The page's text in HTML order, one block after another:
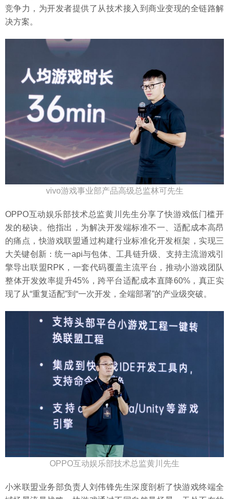
竞争力，为开发者提供了从技术接入到商业变现的全链路解
决方案。
vivo游戏事业部产品高级总监林可先生
OPPO互动娱乐部技术总监黄川先生分享了快游戏低门槛开
发的秘诀。他指出，为解决开发端标准不一、适配成本高昂
的痛点，快游戏联盟通过构建行业标准化开发框架，实现三
大关键创新：统一api与包体、工具链升级、支持主流游戏引
擎导出联盟RPK，一套代码覆盖主流平台，推动小游戏团队
整体开发效率提升45%，跨平台适配成本直降60%，真正实
现了从“重复适配”到“一次开发，全端部署”的产业级突破。
OPPO互动娱乐部技术总监黄川先生
小米联盟业务部负责人刘伟锋先生深度剖析了快游戏终端全